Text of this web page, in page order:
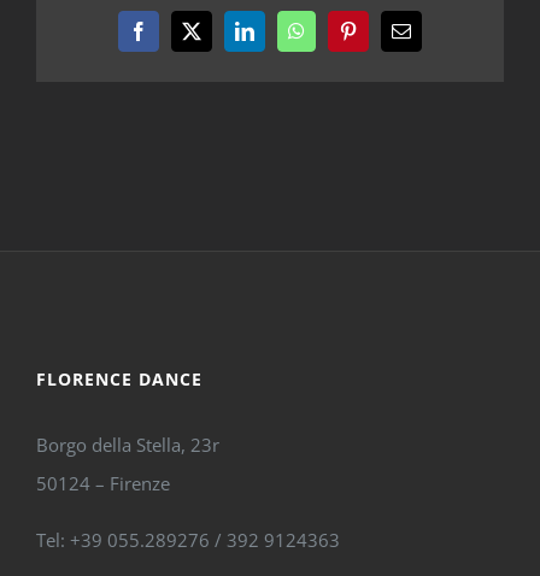
Facebook
X LinkedInWhatsAppPinterestEmail
FLORENCE DANCE
Borgo della Stella, 23r
50124 – Firenze
Tel: +39 055.289276 / 392 9124363